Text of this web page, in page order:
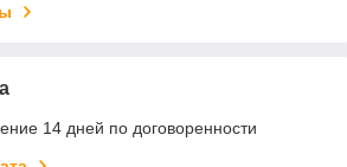
14 дней по договоренности